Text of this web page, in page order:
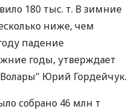
180 тыс. т. В зимние
ниже, чем
падение
годы, утверждает
Юрий Гордейчук.
собрано 46 млн т